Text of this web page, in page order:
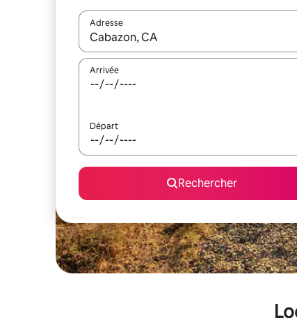
Adresse
Lorsque les résultats s'affichent, utilisez les
Arrivée
Départ
Rechercher